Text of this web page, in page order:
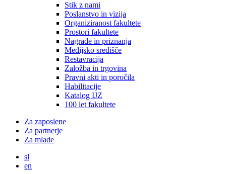
Stik z nami
Poslanstvo in vizija
Organiziranost fakultete
Prostori fakultete
Nagrade in priznanja
Medijsko središče
Restavracija
Založba in trgovina
Pravni akti in poročila
Habilitacije
Katalog IJZ
100 let fakultete
Za zaposlene
Za partnerje
Za mlade
sl
en